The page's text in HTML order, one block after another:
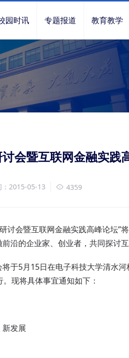
园时讯 专题报道 教育教学
会暨互联网金融实践
：2015-05-13 4359
会暨互联网金融实践高峰论坛”
沿的企业家、创业者，共同探讨
5月15日在电子科技大学清水河
现将具体事宜通知如下：
发展